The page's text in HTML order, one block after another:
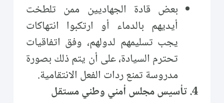
بعض قادة الجهاديين ممن تلطخت
أيديهم بالدماء أو ارتكبوا انتهاكات
يجب تسليمهم لدولهم، وفق اتفاقيات
تحترم السيادة، على أن يتم ذلك بصورة
مدروسة تمنع ردات الفعل الانتقامية.
4. تأسيس مجلس أمني وطني مستقل